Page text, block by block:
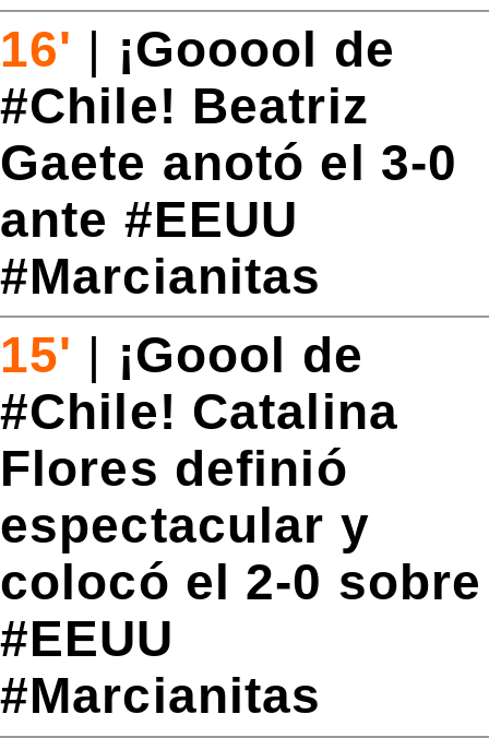
16' | ¡Gooool de
#Chile! Beatriz
Gaete anotó el 3-0
ante #EEUU
#Marcianitas
15' | ¡Goool de
#Chile! Catalina
Flores definió
espectacular y
colocó el 2-0 sobre
#EEUU
#Marcianitas